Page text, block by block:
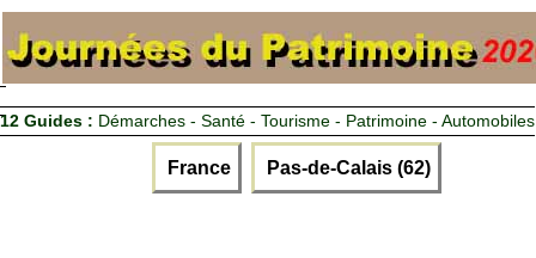
12 Guides : Démarches - Santé - Tourisme - Patrimoine - Automobiles
France Pas-de-Calais (62)